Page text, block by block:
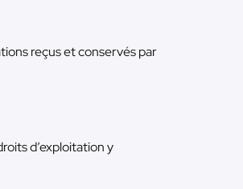
reçus et conservés par
d’exploitation y